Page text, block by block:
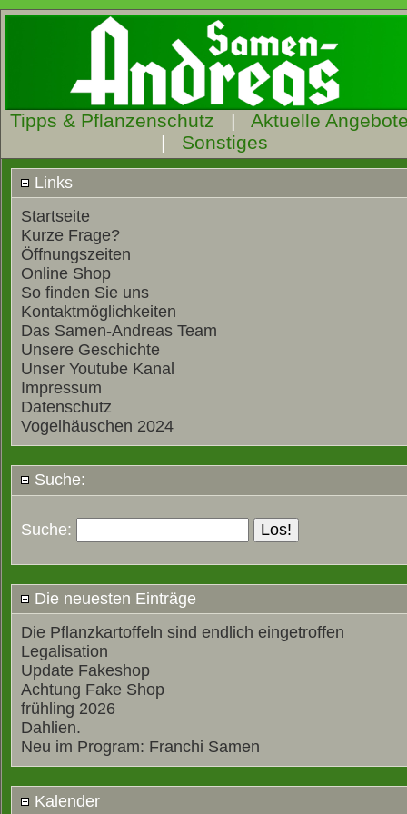
Tipps & Pflanzenschutz | Aktuelle
| Sonstiges
Links
Startseite
Kurze Frage?
Öffnungszeiten
Online Shop
So finden Sie uns
Kontaktmöglichkeiten
Das Samen-Andreas Team
Unsere Geschichte
Unser Youtube Kanal
Impressum
Datenschutz
Vogelhäuschen 2024
Suche:
Suche:
Die neuesten Einträge
Die Pflanzkartoffeln sind endlich eingetroffen
Legalisation
Update Fakeshop
Achtung Fake Shop
frühling 2026
Dahlien.
Neu im Program: Franchi Samen
Kalender